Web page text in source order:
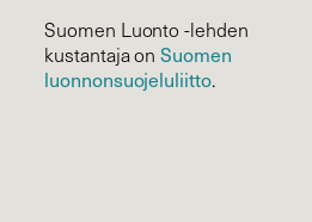
Suomen Luonto -lehden
kustantaja onSuomen
luonnonsuojelu­liitto.